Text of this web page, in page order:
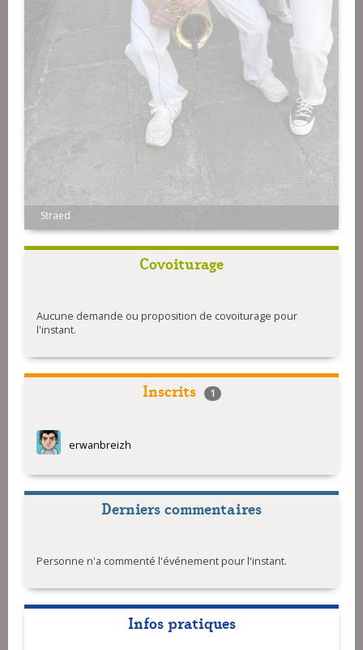
Straed
Covoiturage
Aucune demande ou proposition de covoiturage pour
l'instant.
Inscrits 1
erwanbreizh
Derniers commentaires
Personne n'a commenté l'événement pour l'instant.
Infos pratiques